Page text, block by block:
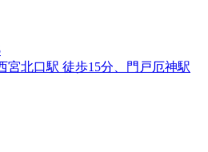
宮北口駅 徒歩15分、門戸厄神駅